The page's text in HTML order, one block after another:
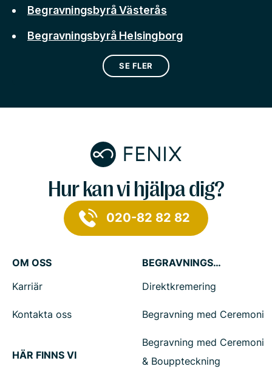
Begravningsbyrå Västerås
Begravningsbyrå Helsingborg
SE FLER
Hur kan vi hjälpa dig?
020-82 82 82
OM OSS
Karriär
Kontakta oss
HÄR FINNS VI
BEGRAVNINGSTJÄNSTER
Direktkremering
Begravning med Ceremoni
Begravning med Ceremoni
& Bouppteckning